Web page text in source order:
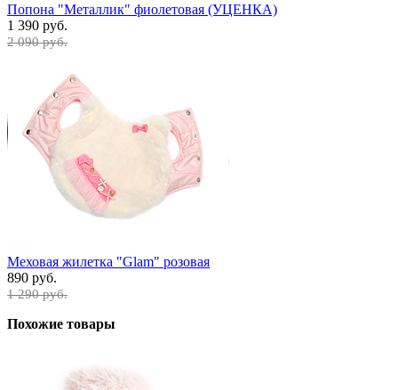
Попона "Металлик" фиолетовая (УЦЕНКА)
1 390 руб.
2 090 руб.
Меховая жилетка "Glam" розовая
890 руб.
1 290 руб.
Похожие товары